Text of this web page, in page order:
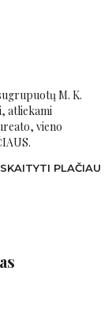
M. K.
atliekami
vieno
SKAITYTI PLAČIAU